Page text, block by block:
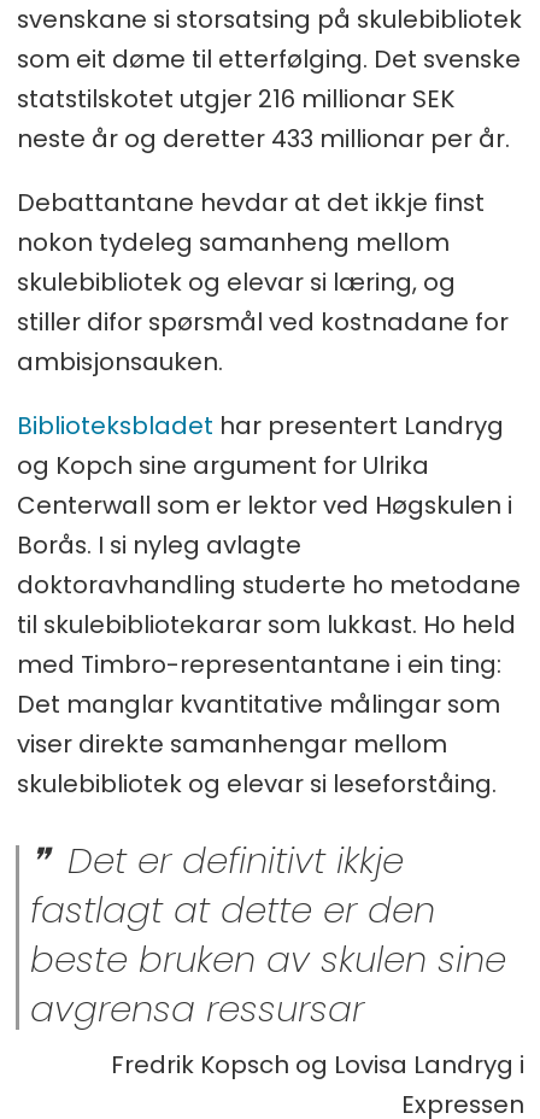
svenskane si storsatsing på skulebibliotek
som eit døme til etterfølging. Det svenske
statstilskotet utgjer 216 millionar SEK
neste år og deretter 433 millionar per år.
Debattantane hevdar at det ikkje finst
nokon tydeleg samanheng mellom
skulebibliotek og elevar si læring, og
stiller difor spørsmål ved kostnadane for
ambisjonsauken.
Biblioteksbladet har presentert Landryg
og Kopch sine argument for Ulrika
Centerwall som er lektor ved Høgskulen i
Borås. I si nyleg avlagte
doktoravhandling studerte ho metodane
til skulebibliotekarar som lukkast. Ho held
med Timbro-representantane i ein ting:
Det manglar kvantitative målingar som
viser direkte samanhengar mellom
skulebibliotek og elevar si leseforståing.
Det er definitivt ikkje
fastlagt at dette er den
beste bruken av skulen sine
avgrensa ressursar
Fredrik Kopsch og Lovisa Landryg i
Expressen